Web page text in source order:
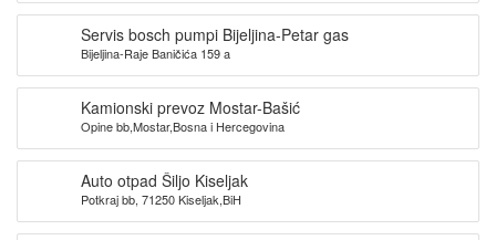
Servis bosch pumpi Bijeljina-Petar gas
Bijeljina-Raje Baničića 159 a
Kamionski prevoz Mostar-Bašić
Opine bb,Mostar,Bosna i Hercegovina
Auto otpad Šiljo Kiseljak
Potkraj bb, 71250 Kiseljak,BiH